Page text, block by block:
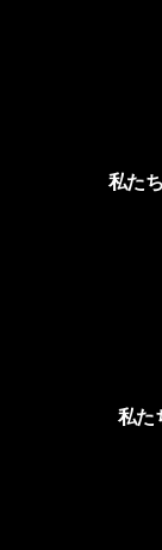
私た
私た